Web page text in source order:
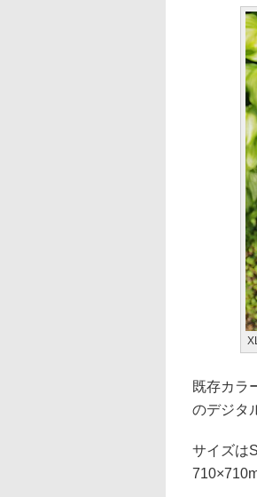
既存カラ
のデジタ
サイズは